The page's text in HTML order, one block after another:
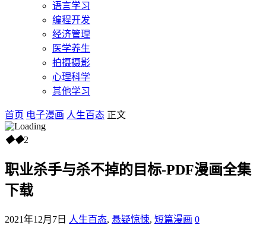
语言学习
编程开发
经济管理
医学养生
拍摄摄影
心理科学
其他学习
首页 电子漫画 人生百态 正文
◆◆2
职业杀手与杀不掉的目标-PDF漫画全集
下载
2021年12月7日 人生百态, 悬疑惊悚, 短篇漫画 0